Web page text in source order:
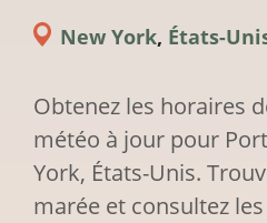
New York, États-
Obtenez les horaires
météo à jour pour
York, États-Unis.
marée et consultez